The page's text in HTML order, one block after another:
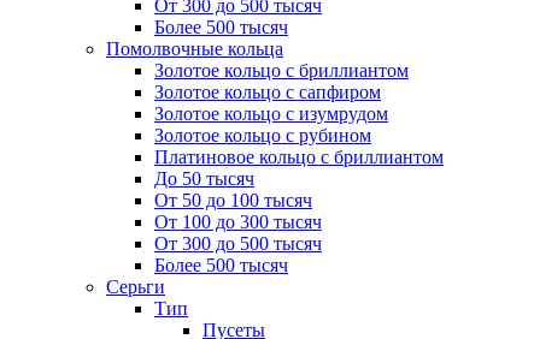
От 300 до 500 тысяч
Более 500 тысяч
Помолвочные кольца
Золотое кольцо с бриллиантом
Золотое кольцо с сапфиром
Золотое кольцо с изумрудом
Золотое кольцо с рубином
Платиновое кольцо с бриллиантом
До 50 тысяч
От 50 до 100 тысяч
От 100 до 300 тысяч
От 300 до 500 тысяч
Более 500 тысяч
Серьги
Тип
Пусеты